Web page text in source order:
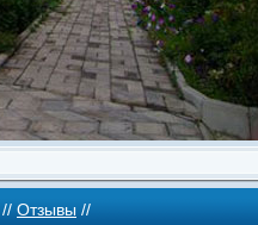
// Отзывы //